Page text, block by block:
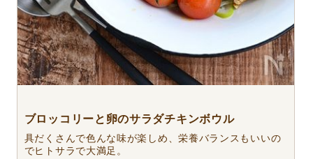
ブロッコリーと卵のサラダチキンボウル
具だくさんで色んな味が楽しめ、栄養バランスもいいの
でヒトサラで大満足。